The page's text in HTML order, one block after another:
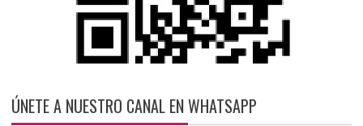
ÚNETE A NUESTRO CANAL EN WHATSAPP